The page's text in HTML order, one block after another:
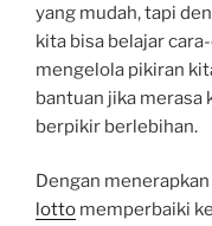
yang mudah, tapi
kita bisa belajar
mengelola pikiran
bantuan jika merasa
berpikir berlebihan.
Dengan
lotto memperbaiki